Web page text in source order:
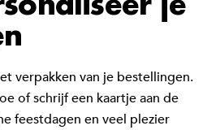
verpakken van je bestellingen.
of schrijf een kaartje aan de
feestdagen en veel plezier